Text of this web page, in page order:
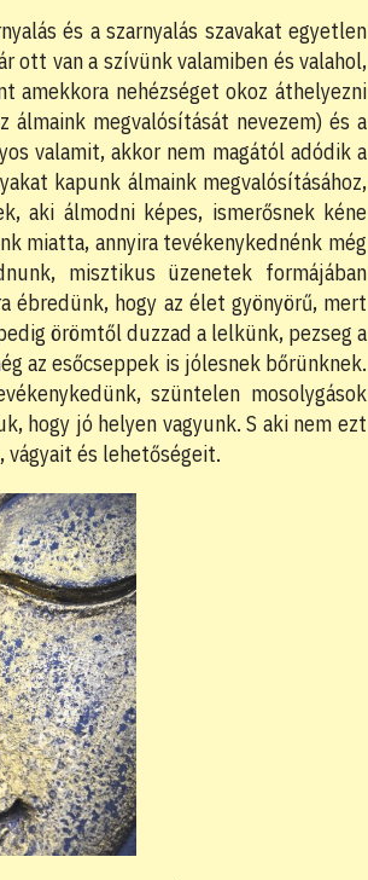
és a szarnyalás szavakat egyetlen
ott van a szívünk valamiben és valahol,
amekkora nehézséget okoz áthelyezni
megvalósítását nevezem) és a
valamit, akkor nem magától adódik a
kapunk álmaink megvalósításához,
aki álmodni képes, ismerősnek kéne
miatta, annyira tevékenykednénk még
misztikus üzenetek formájában
ébredünk, hogy az élet gyönyörű, mert
örömtől duzzad a lelkünk, pezseg a
az esőcseppek is jólesnek bőrünknek.
szüntelen mosolygások
hogy jó helyen vagyunk. S aki nem ezt
vágyait és lehetőségeit.